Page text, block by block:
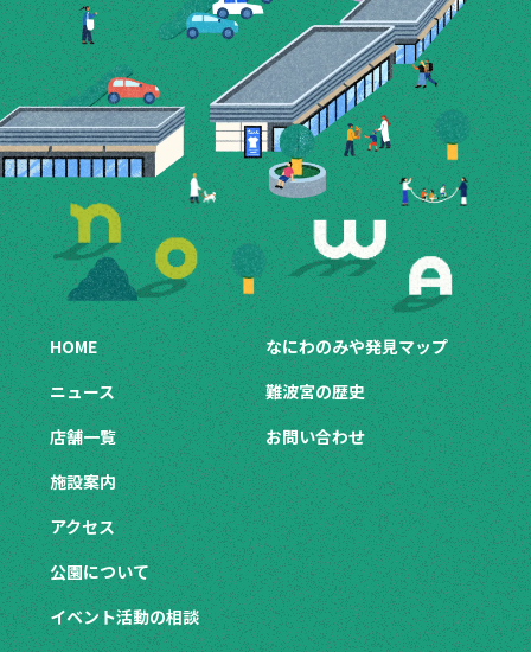
HOME
ニュース
店舗一覧
施設案内
アクセス
公園について
イベント活動の相談
なにわのみや発見マップ
難波宮の歴史
お問い合わせ